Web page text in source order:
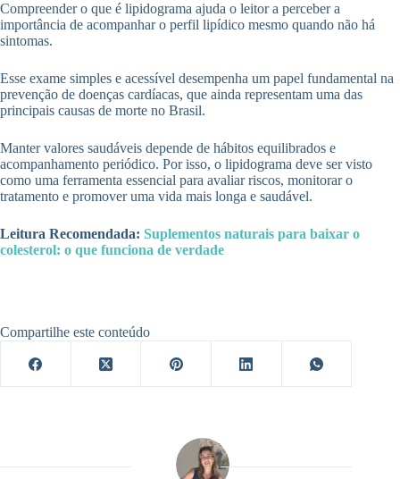
Compreender o que é lipidograma ajuda o leitor a perceber a
importância de acompanhar o perfil lipídico mesmo quando não há
sintomas.
Esse exame simples e acessível desempenha um papel fundamental na
prevenção de doenças cardíacas, que ainda representam uma das
principais causas de morte no Brasil.
Manter valores saudáveis depende de hábitos equilibrados e
acompanhamento periódico. Por isso, o lipidograma deve ser visto
como uma ferramenta essencial para avaliar riscos, monitorar o
tratamento e promover uma vida mais longa e saudável.
Leitura Recomendada: Suplementos naturais para baixar o
colesterol: o que funciona de verdade
Compartilhe este conteúdo